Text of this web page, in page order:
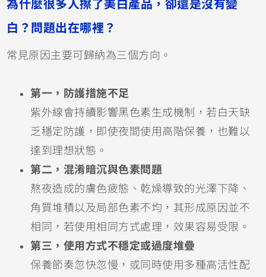
為什麼很多人擦了美白產品，卻還是沒有變
白？問題出在哪裡？
常見原因主要可歸納為三個方向。
第一，防護措施不足
紫外線會持續影響黑色素生成機制，若白天缺
乏穩定防護，即使夜間使用高階保養，也難以
達到理想狀態。
第二，混淆暗沉與色素問題
熬夜造成的膚色疲態、乾燥導致的光澤下降、
角質堆積以及局部色素不均，其形成原因並不
相同，若使用相同方式處理，效果容易受限。
第三，使用方式不穩定或過度堆疊
保養節奏忽快忽慢，或同時使用多種高活性配